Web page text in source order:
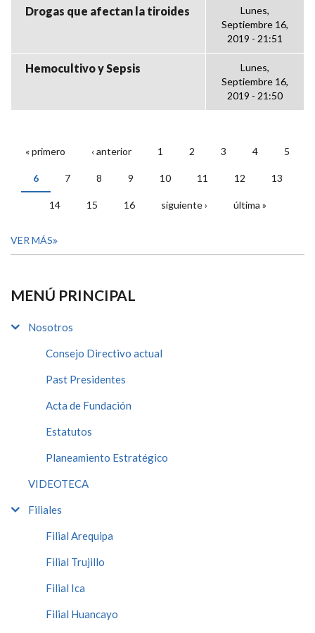
Drogas que afectan la tiroides
Lunes,
Septiembre 16,
2019 - 21:51
Hemocultivo y Sepsis
Lunes,
Septiembre 16,
2019 - 21:50
PÁGINAS
« primero ‹ anterior 1 2 3 4 5
6 7 8 9 10 11 12 13
14 15 16 siguiente › última »
VER MÁS
MENÚ PRINCIPAL
Nosotros
Consejo Directivo actual
Past Presidentes
Acta de Fundación
Estatutos
Planeamiento Estratégico
VIDEOTECA
Filiales
Filial Arequipa
Filial Trujillo
Filial Ica
Filial Huancayo